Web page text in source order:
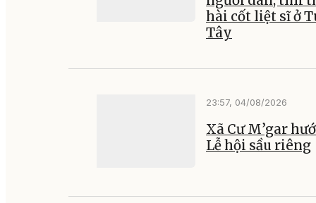
hài cốt liệt sĩ ở
Tây
23:57, 04/08/2026
Xã Cư M’gar
Lễ hội sầu riêng